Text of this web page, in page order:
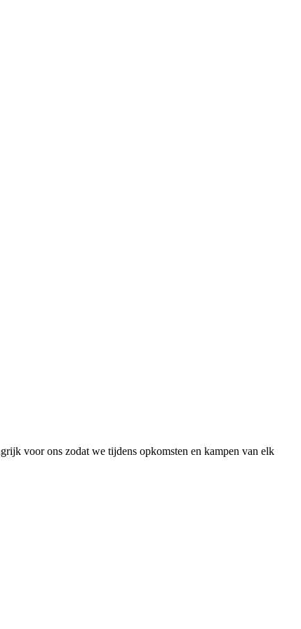
voor ons zodat we tijdens opkomsten en kampen van elk